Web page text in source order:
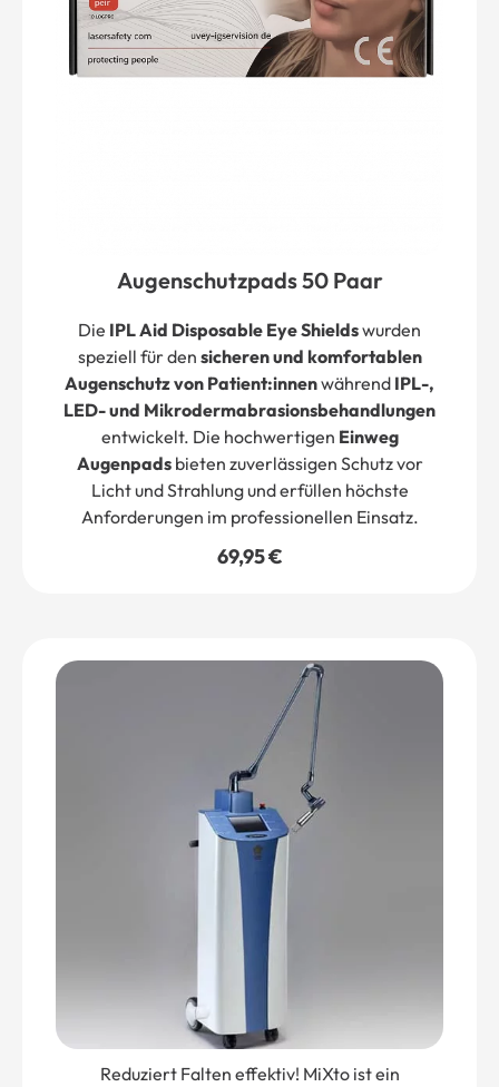
Augenschutzpads 50 Paar
Die IPL Aid Disposable Eye Shieldswurden
speziell für den sicheren und komfortablen
Augenschutz von Patient:innenwährend IPL-,
LED- und Mikrodermabrasionsbehandlungen
entwickelt. Die hochwertigen Einweg
Augenpadsbieten zuverlässigen Schutz vor
Licht und Strahlung und erfüllen höchste
Anforderungen im professionellen Einsatz.
69,95€
Reduziert Falten effektiv! MiXto ist ein